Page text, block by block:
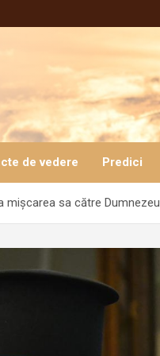
de vedere Predici
mișcarea sa către Dumnezeu